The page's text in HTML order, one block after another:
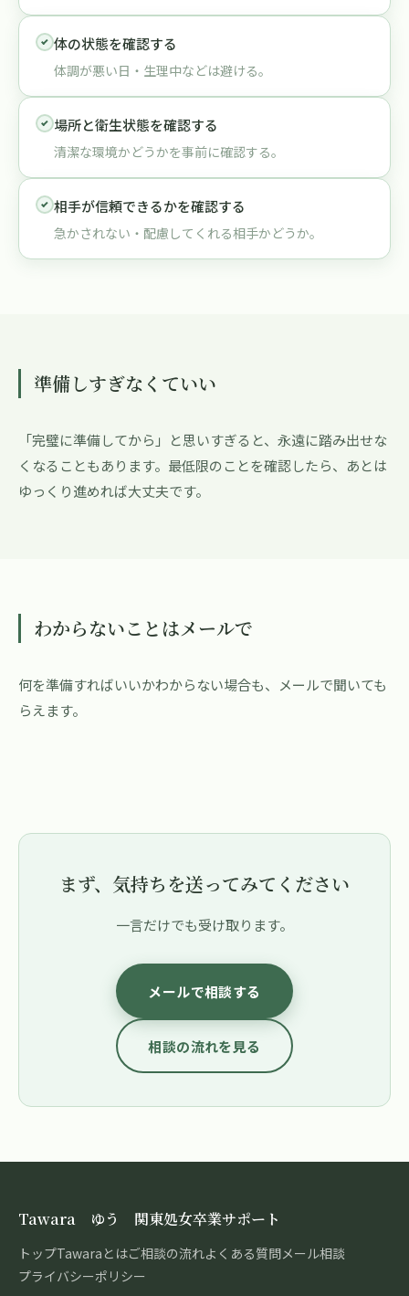
体の状態を確認する
体調が悪い日・生理中などは避ける。
場所と衛生状態を確認する
清潔な環境かどうかを事前に確認する。
相手が信頼できるかを確認する
急かされない・配慮してくれる相手かどうか。
準備しすぎなくていい
「完璧に準備してから」と思いすぎると、永遠に踏み出せな
くなることもあります。最低限のことを確認したら、あとは
ゆっくり進めれば大丈夫です。
わからないことはメールで
何を準備すればいいかわからない場合も、メールで聞いても
らえます。
まず、気持ちを送ってみてください
一言だけでも受け取ります。
メールで相談する
相談の流れを見る
Tawara ゆう 関東処女卒業サポート
トップTawaraとはご相談の流れよくある質問メール相談
プライバシーポリシー